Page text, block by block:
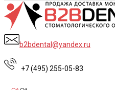
b2bdental@yandex.ru
+7 (495) 255-05-83